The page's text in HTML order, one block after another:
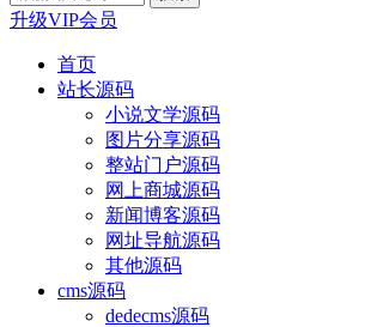
升级VIP会员
首页
站长源码
小说文学源码
图片分享源码
整站门户源码
网上商城源码
新闻博客源码
网址导航源码
其他源码
cms源码
dedecms源码